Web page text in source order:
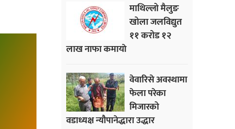
माथिल्लो मैलुङ
खोला जलविद्युत
११ करोड १२
लाख नाफा कमायाे
वेवारिसे अवस्थामा
फेला परेका
मिजारको
वडाध्यक्ष न्यौपानेद्धारा उद्धार